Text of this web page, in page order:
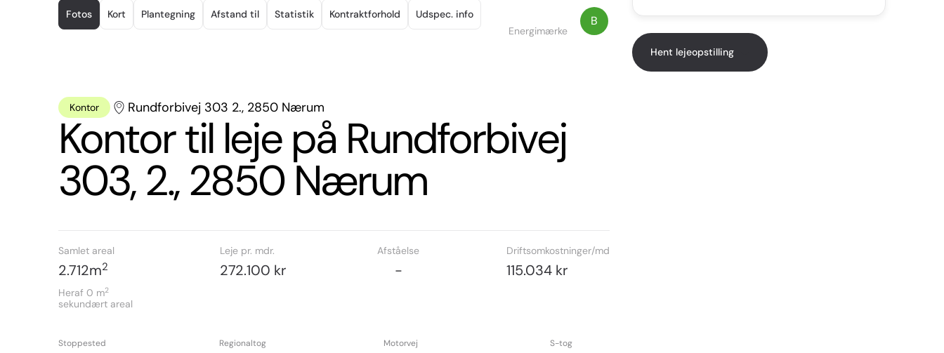
1
of
Fotos Kort Plantegning Afstand til Statistik Kontraktforhold
Udspec. info
Energimærke
B
Kontor Rundforbivej 303 2., 2850 Nærum
Kontor til leje på Rundforbivej
303, 2., 2850 Nærum
Samlet areal
2.712m2
Heraf 0 m2
sekundært areal
Leje pr. mdr.
272.100 kr
Afståelse
-
Driftsomkostninger/md
115.034 kr
Stoppested Regionaltog Motorvej S-tog
Hent lejeopstilling